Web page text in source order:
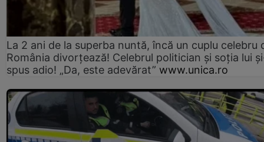
La 2 ani de la superba nuntă, încă un cuplu celebru
România divorțează! Celebrul politician și soția lui
spus adio! „Da, este adevărat” www.unica.ro